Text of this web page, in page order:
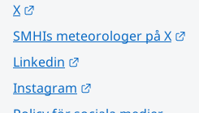
X
SMHIs meteorologer på X
Linkedin
Instagram